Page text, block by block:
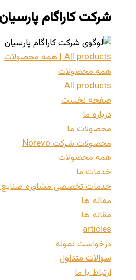
شرکت کاراگام پارسیان
All products | همه محصولات
همه محصولات
All products
صفحه نخست
درباره ما
محصولات ما
محصولات شرکت Norevo
همه محصولات
خدمات ما
خدمات تخصصی مشاوره صنایع
مقاله ها
مقاله ها
articles
درخواست نمونه
سوالات متداول
ارتباط با ما